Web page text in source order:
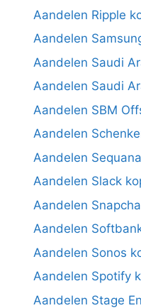
Aandelen Ripple
Aandelen
Aandelen Saudi
Aandelen Saudi
Aandelen SBM
Aandelen
Aandelen
Aandelen Slack
Aandelen
Aandelen
Aandelen Sonos
Aandelen Spotify
Aandelen Stage